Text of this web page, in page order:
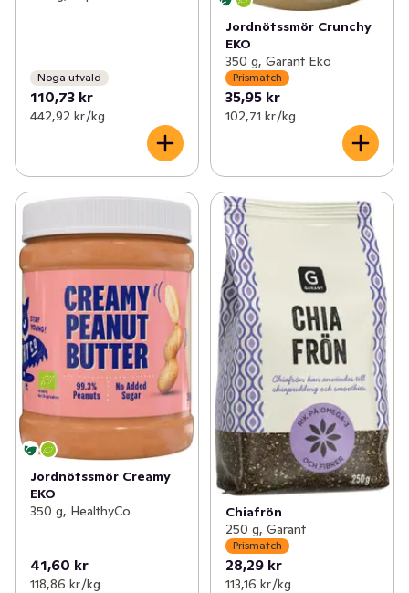
Noga utvald
110,73 kr
442,92 kr /kg
Jordnötssmör Crunchy
EKO
350 g, Garant Eko
Prismatch
35,95 kr
102,71 kr /kg
Jordnötssmör Creamy
EKO
350 g, HealthyCo
41,60 kr
118,86 kr /kg
Chiafrön
250 g, Garant
Prismatch
28,29 kr
113,16 kr /kg